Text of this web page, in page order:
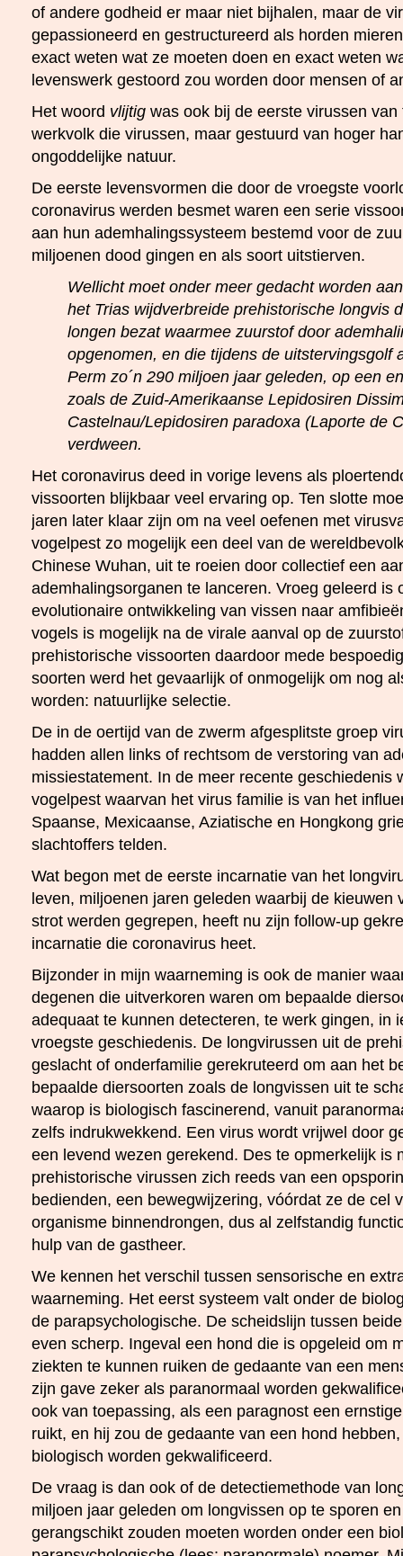
of andere godheid er maar niet bijhalen, maar de
gepassioneerd en gestructureerd als horden
exact weten wat ze moeten doen en exact weten
levenswerk gestoord zou worden door mensen of
Het woord vlijtig was ook bij de eerste virussen
werkvolk die virussen, maar gestuurd van hoger
ongoddelijke natuur.
De eerste levensvormen die door de vroegste
coronavirus werden besmet waren een serie
aan hun ademhalingssysteem bestemd voor de
miljoenen dood gingen en als soort uitstierven.
Wellicht moet onder meer gedacht worden
het Trias wijdverbreide prehistorische longvis
longen bezat waarmee zuurstof door
opgenomen, en die tijdens de uitstervingsgolf
Perm zo´n 290 miljoen jaar geleden, op een
zoals de Zuid-Amerikaanse Lepidosiren
Castelnau/Lepidosiren paradoxa (Laporte de
verdween.
Het coronavirus deed in vorige levens als
vissoorten blijkbaar veel ervaring op. Ten slotte
jaren later klaar zijn om na veel oefenen met
vogelpest zo mogelijk een deel van de
Chinese Wuhan, uit te roeien door collectief een
ademhalingsorganen te lanceren. Vroeg geleerd is
evolutionaire ontwikkeling van vissen naar
vogels is mogelijk na de virale aanval op de
prehistorische vissoorten daardoor mede
soorten werd het gevaarlijk of onmogelijk om nog
worden: natuurlijke selectie.
De in de oertijd van de zwerm afgesplitste groep
hadden allen links of rechtsom de verstoring van
missiestatement. In de meer recente geschiedenis
vogelpest waarvan het virus familie is van het
Spaanse, Mexicaanse, Aziatische en Hongkong
slachtoffers telden.
Wat begon met de eerste incarnatie van het
leven, miljoenen jaren geleden waarbij de kieuwen
strot werden gegrepen, heeft nu zijn follow-up
incarnatie die coronavirus heet.
Bijzonder in mijn waarneming is ook de manier
degenen die uitverkoren waren om bepaalde
adequaat te kunnen detecteren, te werk gingen, in
vroegste geschiedenis. De longvirussen uit de
geslacht of onderfamilie gerekruteerd om aan het
bepaalde diersoorten zoals de longvissen uit te
waarop is biologisch fascinerend, vanuit
zelfs indrukwekkend. Een virus wordt vrijwel door
een levend wezen gerekend. Des te opmerkelijk is
prehistorische virussen zich reeds van een
bedienden, een bewegwijzering, vóórdat ze de cel
organisme binnendrongen, dus al zelfstandig
hulp van de gastheer.
We kennen het verschil tussen sensorische en
waarneming. Het eerst systeem valt onder de
de parapsychologische. De scheidslijn tussen
even scherp. Ingeval een hond die is opgeleid om
ziekten te kunnen ruiken de gedaante van een
zijn gave zeker als paranormaal worden
ook van toepassing, als een paragnost een
ruikt, en hij zou de gedaante van een hond
biologisch worden gekwalificeerd.
De vraag is dan ook of de detectiemethode van
miljoen jaar geleden om longvissen op te sporen
gerangschikt zouden moeten worden onder een